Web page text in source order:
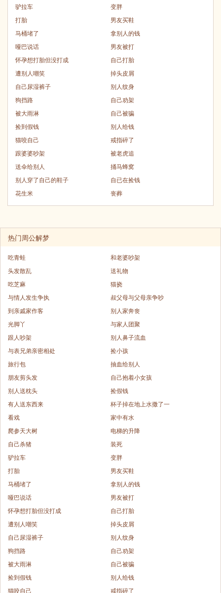
驴拉车
变胖
打胎
男友买鞋
马桶堵了
拿别人的钱
哑巴说话
男友被打
怀孕想打胎但没打成
自己打胎
遭别人嘲笑
掉头皮屑
自己尿湿裤子
别人纹身
狗挡路
自己劝架
被大雨淋
自己被骗
捡到假钱
别人给钱
猫咬自己
戒指碎了
跟婆婆吵架
被老虎追
送伞给别人
捅马蜂窝
别人穿了自己的鞋子
自已在捡钱
花生米
丧葬
热门周公解梦
吃青蛙
和老婆吵架
头发散乱
送礼物
吃芝麻
猫挠
与情人发生争执
叔父母与父母亲争吵
到亲戚家作客
别人家奔丧
光脚丫
与家人团聚
跟人吵架
别人鼻子流血
与表兄弟亲密相处
捡小孩
旅行包
抽血给别人
朋友剪头发
自己抱着小女孩
别人送枕头
捡假钱
有人送东西来
杯子掉在地上水撒了一
看戏
家中有水
爬参天大树
电梯的升降
自己杀猪
装死
驴拉车
变胖
打胎
男友买鞋
马桶堵了
拿别人的钱
哑巴说话
男友被打
怀孕想打胎但没打成
自己打胎
遭别人嘲笑
掉头皮屑
自己尿湿裤子
别人纹身
狗挡路
自己劝架
被大雨淋
自己被骗
捡到假钱
别人给钱
猫咬自己
戒指碎了